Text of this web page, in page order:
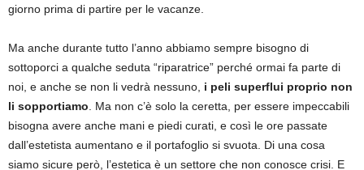
giorno prima di partire per le vacanze.
Ma anche durante tutto l’anno abbiamo sempre bisogno di
sottoporci a qualche seduta “riparatrice” perché ormai fa parte di
noi, e anche se non li vedrà nessuno, i peli superflui proprio non
li sopportiamo. Ma non c’è solo la ceretta, per essere impeccabili
bisogna avere anche mani e piedi curati, e così le ore passate
dall’estetista aumentano e il portafoglio si svuota. Di una cosa
siamo sicure però, l’estetica è un settore che non conosce crisi. E